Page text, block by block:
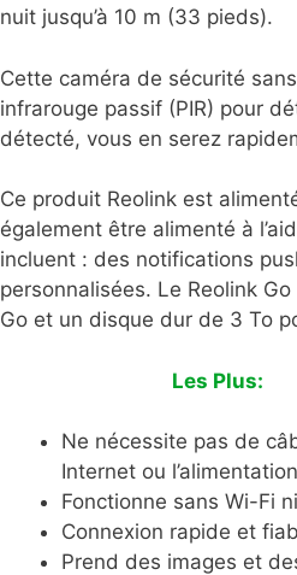
nuit jusqu’à 10 m (33 pieds).
Cette caméra de sécurité
infrarouge passif (PIR) pour
détecté, vous en serez
Ce produit Reolink est
également être alimenté à
incluent : des notifications
personnalisées. Le Reolink
Go et un disque dur de 3 To
Les Plus:
Ne nécessite pas de
Internet ou
Fonctionne sans Wi-Fi
Connexion rapide et
Prend des images et